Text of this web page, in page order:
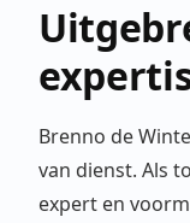
Brenno de
van dienst. Als
expert en